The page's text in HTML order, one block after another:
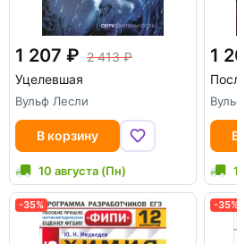
1 207
2 413
Уцелевшая
Вульф Лесли
В корзину
10 августа (Пн)
1
-35% -